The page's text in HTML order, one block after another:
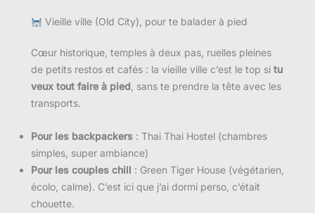
Vieille ville (Old City), pour te balader à pied
Cœur historique, temples à deux pas, ruelles pleines
de petits restos et cafés : la vieille ville c’est le top si tu
veux tout faire à pied , sans te prendre la tête avec les
transports.
Pour les backpackers : Thai Thai Hostel (chambres
simples, super ambiance)
Pour les couples chill : Green Tiger House (végétarien,
écolo, calme). C’est ici que j’ai dormi perso, c’était
chouette.